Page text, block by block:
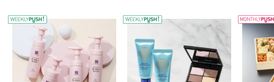
WEEKLY PUSH